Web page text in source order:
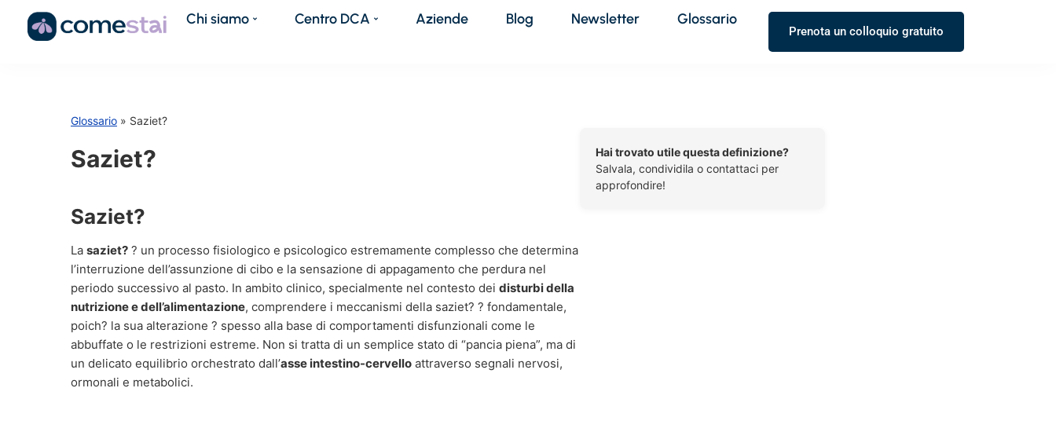
Chi siamo Centro DCA Aziende Blog Newsletter Glossario
Prenota un colloquio gratuito
Glossario » Saziet?
Saziet?
Saziet?
La saziet? ? un processo fisiologico e psicologico estremamente complesso che determina
l’interruzione dell’assunzione di cibo e la sensazione di appagamento che perdura nel
periodo successivo al pasto. In ambito clinico, specialmente nel contesto dei disturbi della
nutrizione e dell’alimentazione, comprendere i meccanismi della saziet? ? fondamentale,
poich? la sua alterazione ? spesso alla base di comportamenti disfunzionali come le
abbuffate o le restrizioni estreme. Non si tratta di un semplice stato di “pancia piena”, ma di
un delicato equilibrio orchestrato dall’asse intestino-cervello attraverso segnali nervosi,
ormonali e metabolici.
Hai trovato utile questa definizione?
Salvala, condividila o contattaci per
approfondire!